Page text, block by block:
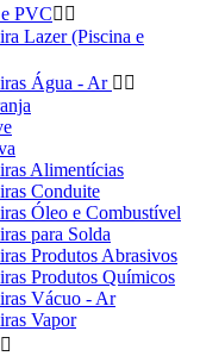
PVC 
Lazer (Piscina e
Água - Ar  
Alimentícias
Conduite
Óleo e Combustível
para Solda
Produtos Abrasivos
Produtos Químicos
Vácuo - Ar
Vapor
